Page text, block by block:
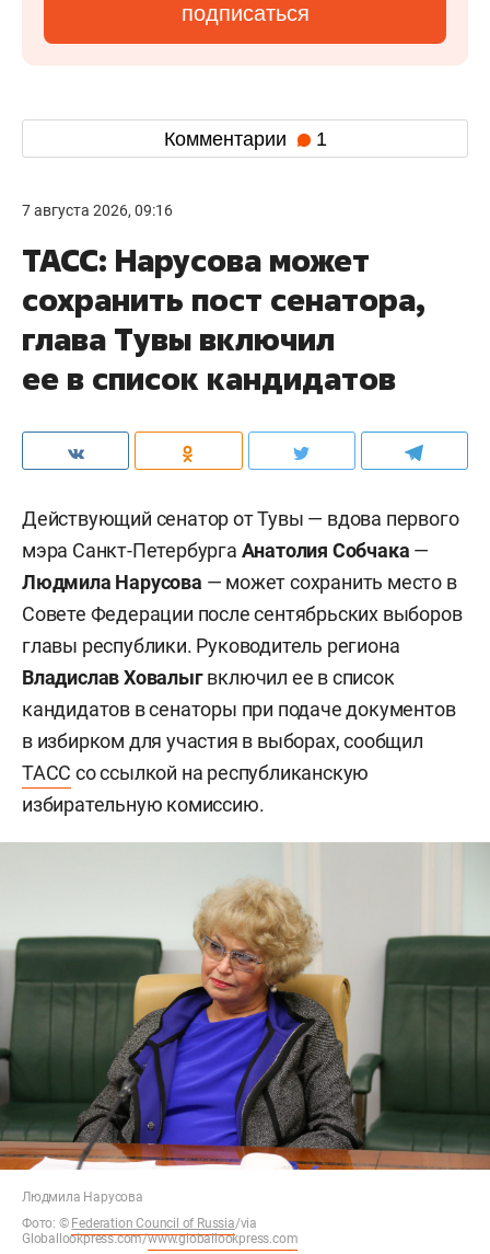
подписаться
Комментарии 1
7 августа 2026, 09:16
ТАСС: Нарусова может
сохранить пост сенатора,
глава Тувы включил
ее в список кандидатов
Действующий сенатор от Тувы — вдова первого
мэра Санкт-Петербурга Анатолия Собчака —
Людмила Нарусова — может сохранить место в
Совете Федерации после сентябрьских выборов
главы республики. Руководитель региона
Владислав Ховалыгвключил ее в список
кандидатов в сенаторы при подаче документов
в избирком для участия в выборах, сообщил
ТАСС со ссылкой на республиканскую
избирательную комиссию.
Людмила Нарусова
Фото: © Federation Council of Russia/via
Globallookpress.com/www.globallookpress.com